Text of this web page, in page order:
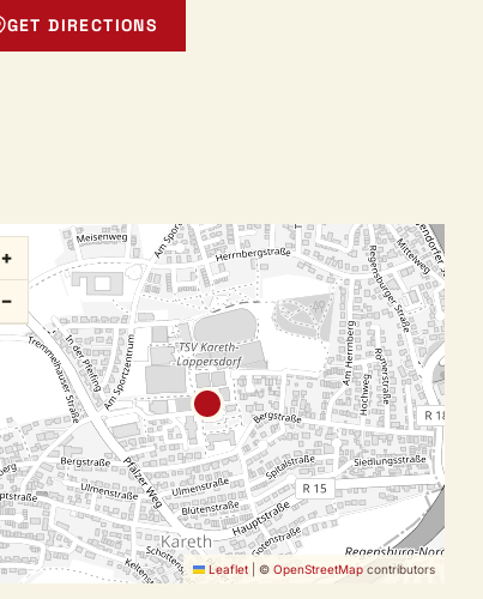
GET DIRECTIONS
+
−
Leaflet © OpenStreetMapcontributors